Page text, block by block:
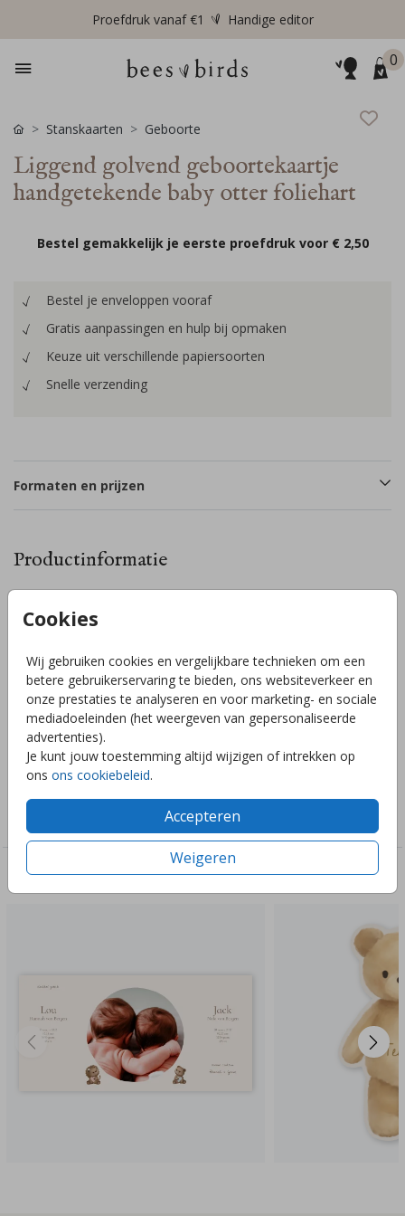
Proefdruk vanaf €1 Handige editor
0
Cookies
Wij gebruiken cookies en vergelijkbare technieken om een
betere gebruikerservaring te bieden, ons websiteverkeer en
onze prestaties te analyseren en voor marketing- en sociale
mediadoeleinden (het weergeven van gepersonaliseerde
advertenties).
Je kunt jouw toestemming altijd wijzigen of intrekken op
ons ons cookiebeleid.
Accepteren
Weigeren
Stanskaarten Geboorte
Liggend golvend geboortekaartje
handgetekende baby otter foliehart
Bestel gemakkelijk je eerste proefdruk voor € 2,50
Bestel je enveloppen vooraf
Gratis aanpassingen en hulp bij opmaken
Keuze uit verschillende papiersoorten
Snelle verzending
Formaten en prijzen
Productinformatie
Omschrijving
aquarel getekend ottertje met een goudfolie hartje in
zijn/haar hand. Pas de kleuren gemakkelijk aan in de handige
online editor. Kom je er niet uit of wil je dit ontwerp in een
andere vorm? Laat het ons weten en wij passen het gratis
voor je aan in je account! // MORRIS
Toon meer
Collectie
Deze ontwerpen vind je misschien ook leuk